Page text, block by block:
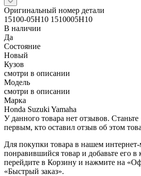
Оригинальный номер детали
15100-05H10 1510005H10
В наличии
Да
Состояние
Новый
Кузов
смотри в описании
Модель
смотри в описании
Марка
Honda Suzuki Yamaha
У данного товара нет отзывов. Станьте
первым, кто оставил отзыв об этом
Для покупки товара в нашем
понравившийся товар и добавьте его в
перейдите в Корзину и нажмите на
«Быстрый заказ».